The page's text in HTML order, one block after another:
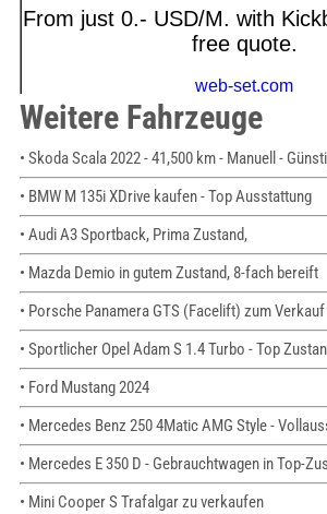
Weitere Fahrzeuge
• Skoda Scala 2022 - 41,500 km - Manuell -
• BMW M 135i XDrive kaufen - Top Ausstattung
• Audi A3 Sportback, Prima Zustand,
• Mazda Demio in gutem Zustand, 8-fach bereift
• Porsche Panamera GTS (Facelift) zum Verkauf
• Sportlicher Opel Adam S 1.4 Turbo - Top
• Ford Mustang 2024
• Mercedes Benz 250 4Matic AMG Style -
• Mercedes E 350 D - Gebrauchtwagen in Top-
• Mini Cooper S Trafalgar zu verkaufen